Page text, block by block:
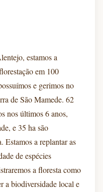
estamos a
em 100
e gerimos no
de São Mamede. 62
nos últimos 6 anos,
e 35 ha são
a replantar as
de espécies
a floresta como
a biodiversidade local e